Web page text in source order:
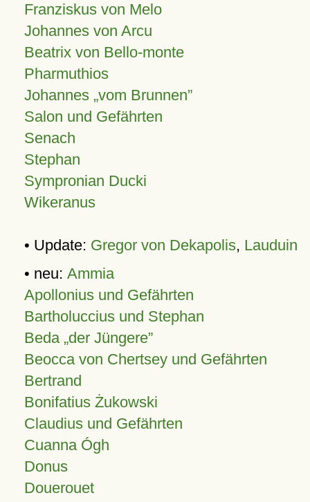
Franziskus von Melo
Johannes von Arcu
Beatrix von Bello-monte
Pharmuthios
Johannes vom Brunnen
Salon und Gefährten
Senach
Stephan
Sympronian Ducki
Wikeranus
• Update: Gregor von Dekapolis, Lauduin
• neu: Ammia
Apollonius und Gefährten
Bartholuccius und Stephan
Beda „der Jüngere”
Beocca von Chertsey und Gefährten
Bertrand
Bonifatius Żukowski
Claudius und Gefährten
Cuanna Ógh
Donus
Douerouet